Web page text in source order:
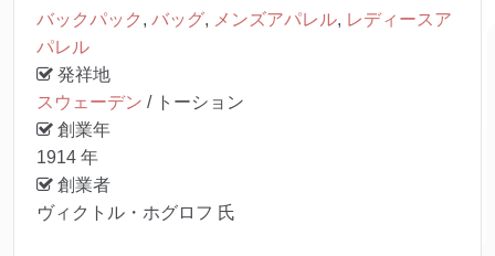
バックパック , バッグ, メンズアパレル, レディースア
パレル
発祥地
スウェーデン / トーション
創業年
1914 年
創業者
ヴィクトル・ホグロフ 氏